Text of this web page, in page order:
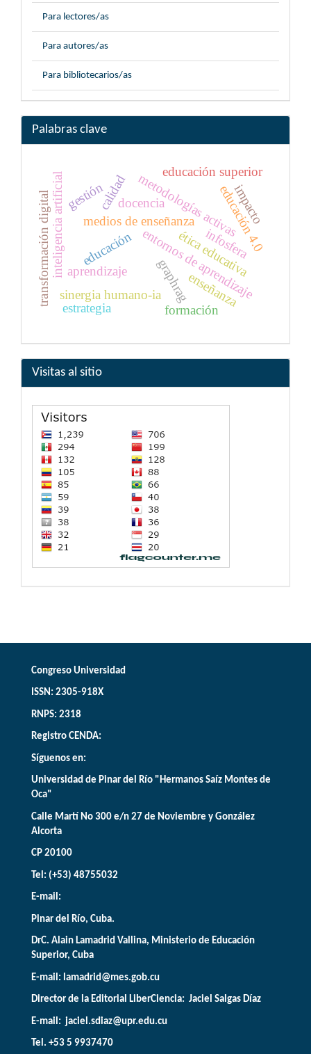
Para lectores/as
Para autores/as
Para bibliotecarios/as
Palabras clave
aprendizaje
inteligencia artificial medios de enseñanza
metodologías activas
entornos de aprendizaje
educación
graphrag
educación superior
educación 4.0
transformación digital sinergia humano-ia
calidad
ética educativa
infosfera
estrategia enseñanza
impacto
docencia
formación
gestión
Visitas al sitio
Congreso Universidad
ISSN: 2305-918X
RNPS: 2318
Registro CENDA:
Síguenos en:
Universidad de Pinar del Río "Hermanos Saíz Montes de
Oca"
Calle Martí No 300 e/n 27 de Noviembre y González
Alcorta
CP 20100
Tel: (+53) 48755032
E-mail:
Pinar del Río, Cuba.
DrC. Alain Lamadrid Vallina, Ministerio de Educación
Superior, Cuba
E-mail: lamadrid@mes.gob.cu
Director de la Editorial LiberCiencia: Jaciel Salgas Díaz
E-mail: jaciel.sdiaz@upr.edu.cu
Tel. +53 5 9937470